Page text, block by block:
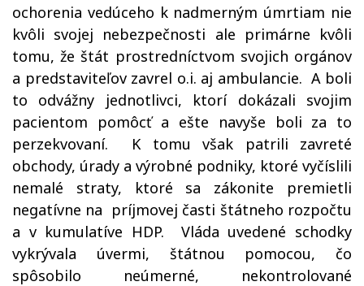
ochorenia vedúceho k nadmerným úmrtiam nie
kvôli svojej nebezpečnosti ale primárne kvôli
tomu, že štát prostredníctvom svojich orgánov
a predstaviteľov zavrel o.i. aj ambulancie. A boli
to odvážny jednotlivci, ktorí dokázali svojim
pacientom pomôcť a ešte navyše boli za to
perzekvovaní.
K tomu však patrili zavreté
obchody, úrady a výrobné podniky, ktoré vyčíslili
nemalé straty, ktoré sa zákonite premietli
negatívne na príjmovej časti štátneho rozpočtu
a v kumulatíve HDP.
Vláda uvedené schodky
vykrývala úvermi, štátnou pomocou, čo
spôsobilo neúmerné, nekontrolované